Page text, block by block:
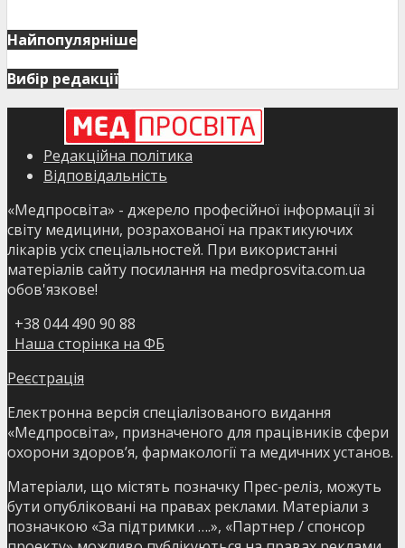
Найпопулярніше
Вибір редакції
Редакційна політика
Відповідальність
«Медпросвіта» - джерело професійної інформації зі
світу медицини, розрахованої на практикуючих
лікарів усіх спеціальностей. При використанні
матеріалів сайту посилання на medprosvita.com.ua
обов'язкове!
+38 044 490 90 88
Наша сторінка на ФБ
Реєстрація
Електронна версія спеціалізованого видання
«Медпросвіта», призначеного для працівників сфери
охорони здоров’я, фармакології та медичних установ.
Матеріали, що містять позначку Прес-реліз, можуть
бути опубліковані на правах реклами. Матеріали з
позначкою «За підтримки ….», «Партнер / спонсор